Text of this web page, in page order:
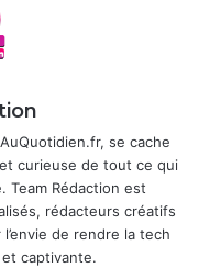
avec une bonne
téléobjectif de 50
: un flagship
8 Elite Gen
se cache
curieuse de tout ce qui
Team Rédaction est
rédacteurs créatifs
de rendre la tech
captivante.